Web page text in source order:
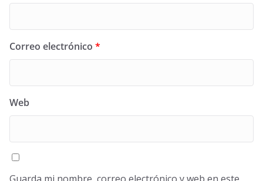
Correo electrónico *
Web
Guarda mi nombre, correo electrónico y web en este